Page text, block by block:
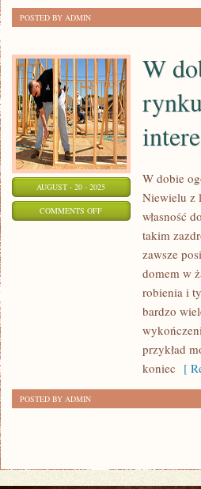
ŻE
BĘDĄ
POSTED BY ADMIN
AUGUST - 20 - 2025
COMMENTS OFFON
ZBIOROWEGO
WSZYSTKIM
INTERESUJĄCYM
W
W dobie
Niewielu z
własność
takim
zawsze
domem w
robienia i
bardzo
przykład
koniec [
POSTED BY ADMIN